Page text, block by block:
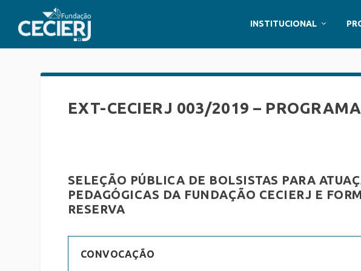
INSTITUCIONAL
EXT-CECIERJ 003/2019 –
SELEÇÃO PÚBLICA DE BOLSISTAS PARA
PEDAGÓGICAS DA FUNDAÇÃO CECIERJ E
RESERVA
CONVOCAÇÃO